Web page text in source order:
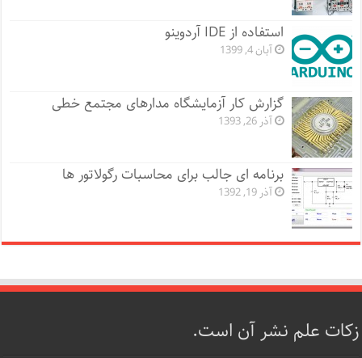
استفاده از IDE آردوینو
آبان 4, 1399
گزارش کار آزمایشگاه مدارهای مجتمع خطی
آذر 26, 1393
برنامه ای جالب برای محاسبات رگولاتور ها
آذر 19, 1392
زکات علم نشر آن است.